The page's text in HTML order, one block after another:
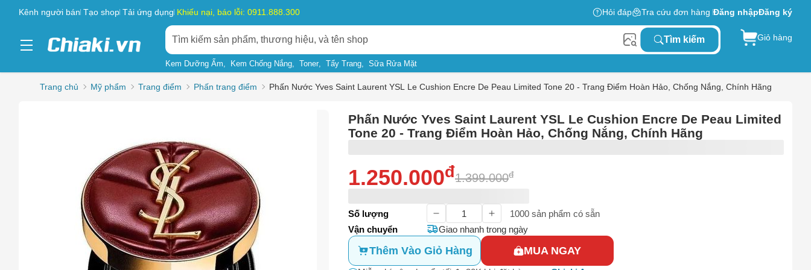
Kênh người bán Tạo shop Tải ứng dụng Khiếu nại, báo lỗi: 0911.888.300 Hỏi đáp Tra cứu đơn hàng Đăng nhậpĐăng ký
Tìm kiếm
Kem Dưỡng Ẩm Kem Chống Nắng Toner Tẩy Trang Sữa Rửa Mặt
Giỏ hàng
Trang chủ Mỹ phẩm Trang điểm Phấn trang điểm Phấn Nước Yves Saint Laurent YSL Le Cushion Encre De Peau Limited Tone 20 - Trang Điểm Hoàn Hảo, Chống Nắng, Chính Hãng
Phấn Nước Yves Saint Laurent YSL Le Cushion Encre De Peau Limited
Tone 20 - Trang Điểm Hoàn Hảo, Chống Nắng, Chính Hãng
1.250.000đ1.399.000đ
Số lượng 1000 sản phẩm có sẵn
Vận chuyển
Giao nhanh trong ngày
Thêm Vào Giỏ Hàng MUA NGAY